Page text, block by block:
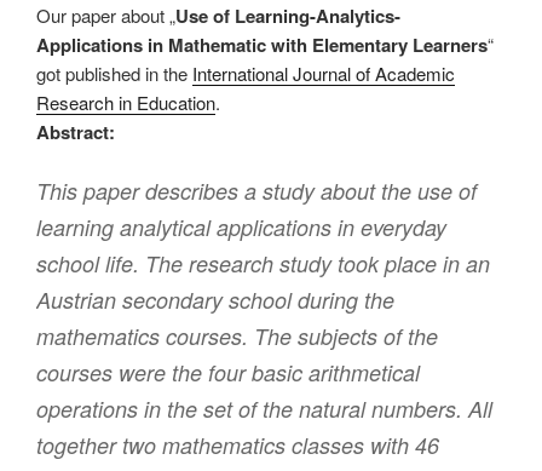
Our paper about „Use of Learning-Analytics-
Applications in Mathematic with Elementary Learners“
got published in the International Journal of Academic
Research in Education.
Abstract:
This paper describes a study about the use of
learning analytical applications in everyday
school life. The research study took place in an
Austrian secondary school during the
mathematics courses. The subjects of the
courses were the four basic arithmetical
operations in the set of the natural numbers. All
together two mathematics classes with 46